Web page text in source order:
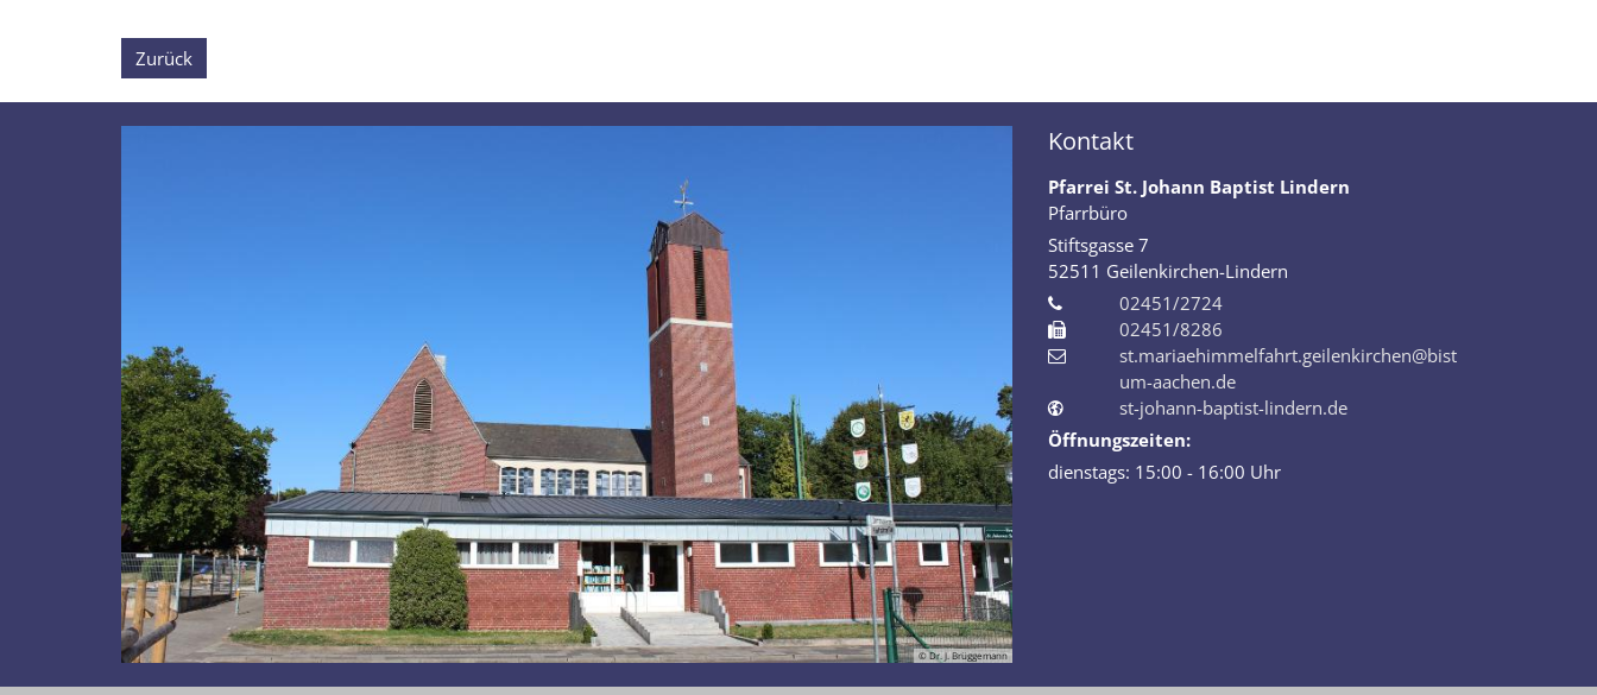
Zurück
© Dr. J. Brüggemann
Kontakt
Pfarrei St. Johann Baptist Lindern
Pfarrbüro
Stiftsgasse 7
52511 Geilenkirchen-Lindern
02451/2724
02451/8286
st.mariaehimmelfahrt.geilenkirchen@bist
um-aachen.de
st-johann-baptist-lindern.de
Öffnungszeiten:
dienstags: 15:00 - 16:00 Uhr